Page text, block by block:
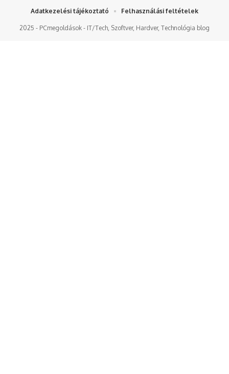
2025 - PCmegoldások - IT/Tech, Szoftver, Hardver, Technológia blog
Adatkezelési tájékoztató Felhasználási feltételek